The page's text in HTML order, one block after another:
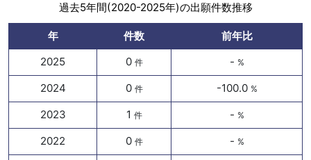
過去5年間(2020-2025年)の出願件数推移
年 件数
前年比
2025
0 件 - %
2024 0 件 -100.0 %
2023 1 件 - %
2022 0 件 - %